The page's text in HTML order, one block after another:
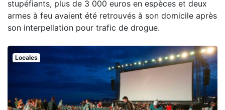
stupéfiants, plus de 3 000 euros en espèces et deux
armes à feu avaient été retrouvés à son domicile après
son interpellation pour trafic de drogue.
Locales